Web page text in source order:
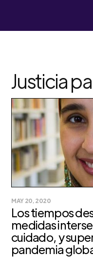
Justicia
MAY 20, 2020
Los tiempos
medidas
cuidado, y
pandemia